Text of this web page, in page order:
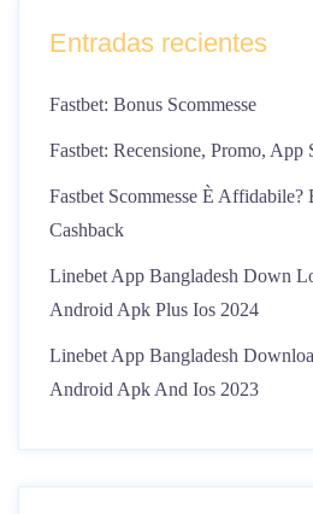
Entradas recientes
Fastbet: Bonus Scommesse
Fastbet: Recensione, Promo, App
Fastbet Scommesse È Affidabile?
Cashback
Linebet App Bangladesh Down
Android Apk Plus Ios 2024
Linebet App Bangladesh
Android Apk And Ios 2023